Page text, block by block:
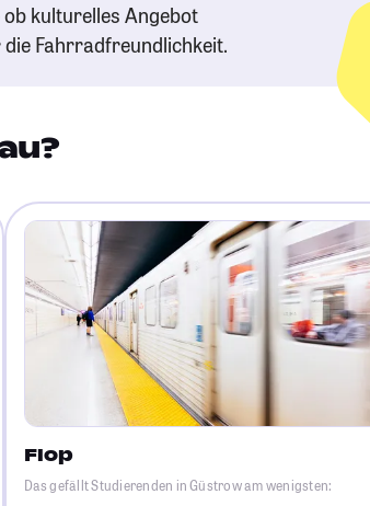
kulturelles Angebot
Fahrradfreundlichkeit.
Flop
Das gefällt Studierenden in Güstrow am wenigsten: